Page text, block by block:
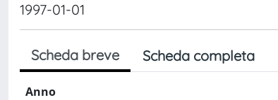
1997-01-01
Scheda breve Scheda completa
Anno